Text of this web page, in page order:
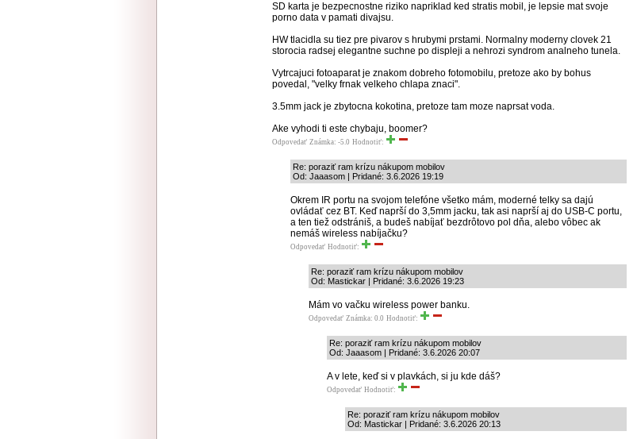
SD karta je bezpecnostne riziko napriklad ked stratis mobil, je lepsie mat svoje
porno data v pamati divajsu.
HW tlacidla su tiez pre pivarov s hrubymi prstami. Normalny moderny clovek 21
storocia radsej elegantne suchne po displeji a nehrozi syndrom analneho tunela.
Vytrcajuci fotoaparat je znakom dobreho fotomobilu, pretoze ako by bohus
povedal, "velky frnak velkeho chlapa znaci".
3.5mm jack je zbytocna kokotina, pretoze tam moze naprsat voda.
Ake vyhodi ti este chybaju, boomer?
Odpovedať Známka: -5.0 Hodnotiť:
Re: poraziť ram krízu nákupom mobilov
Od: Jaaasom | Pridané: 3.6.2026 19:19
Okrem IR portu na svojom telefóne všetko mám, moderné telky sa dajú
ovládať cez BT. Keď naprší do 3,5mm jacku, tak asi naprší aj do USB-C portu,
a ten tiež odstrániš, a budeš nabíjať bezdrôtovo pol dňa, alebo vôbec ak
nemáš wireless nabíjačku?
Odpovedať Hodnotiť:
Re: poraziť ram krízu nákupom mobilov
Od: Mastickar | Pridané: 3.6.2026 19:23
Mám vo vačku wireless power banku.
Odpovedať Známka: 0.0 Hodnotiť:
Re: poraziť ram krízu nákupom mobilov
Od: Jaaasom | Pridané: 3.6.2026 20:07
A v lete, keď si v plavkách, si ju kde dáš?
Odpovedať Hodnotiť:
Re: poraziť ram krízu nákupom mobilov
Od: Mastickar | Pridané: 3.6.2026 20:13